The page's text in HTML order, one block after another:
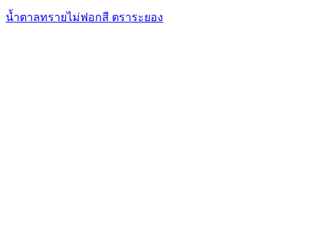
น้ำตาลทรายไม่ฟอกสี ตราระยอง